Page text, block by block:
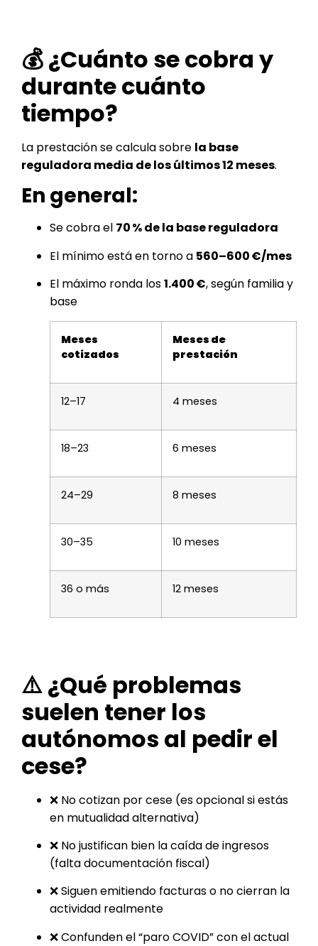
💰 ¿Cuánto se cobra y
durante cuánto
tiempo?
La prestación se calcula sobre la base
reguladora media de los últimos 12 meses.
En general:
Se cobra el 70 % de la base reguladora
El mínimo está en torno a 560–600 €/mes
El máximo ronda los1.400 €, según familia y
base
Meses
cotizados
Meses de
prestación
12–17 4 meses
18–23 6 meses
24–29 8 meses
30–35 10 meses
36 o más 12 meses
⚠️ ¿Qué problemas
suelen tener los
autónomos al pedir el
cese?
❌ No cotizan por cese (es opcional si estás
en mutualidad alternativa)
❌ No justifican bien la caída de ingresos
(falta documentación fiscal)
❌ Siguen emitiendo facturas o no cierran la
actividad realmente
❌ Confunden el “paro COVID” con el actual